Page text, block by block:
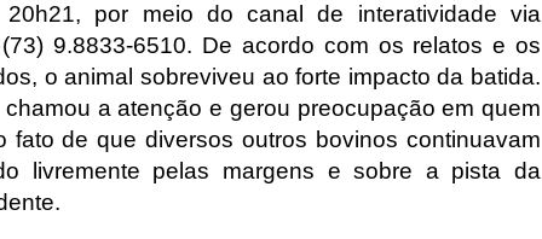
por meio do canal de interatividade via
9.8833-6510. De acordo com os relatos e os
o animal sobreviveu ao forte impacto da batida.
a atenção e gerou preocupação em quem
fato de que diversos outros bovinos continuavam
livremente pelas margens e sobre a pista da